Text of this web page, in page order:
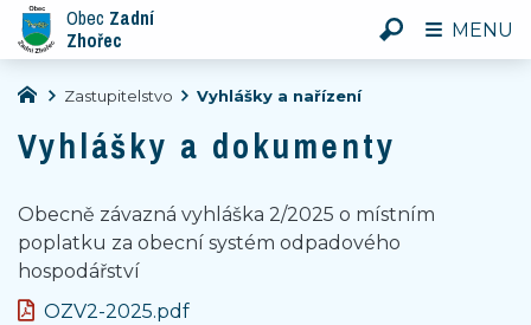
Zastupitelstvo Vyhlášky a nařízení
Vyhlášky a dokumenty
Obecně závazná vyhláška 2/2025 o místním
poplatku za obecní systém odpadového
hospodářství
OZV2-2025.pdf
Obec Zadní
Zhořec
MENU